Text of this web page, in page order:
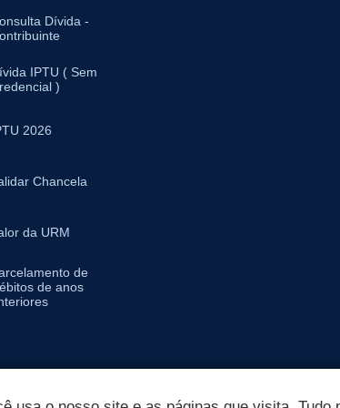
Dívida -
IPTU ( Sem
)
2026
Chancela
da URM
de
de anos